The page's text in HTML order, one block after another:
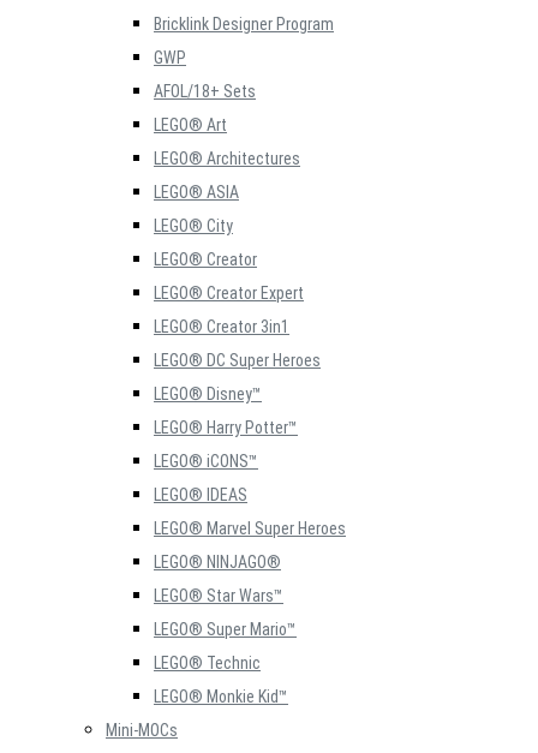
Bricklink Designer Program
GWP
AFOL/18+ Sets
LEGO® Art
LEGO® Architectures
LEGO® ASIA
LEGO® City
LEGO® Creator
LEGO® Creator Expert
LEGO® Creator 3in1
LEGO® DC Super Heroes
LEGO® Disney™
LEGO® Harry Potter™
LEGO® iCONS™
LEGO® IDEAS
LEGO® Marvel Super Heroes
LEGO® NINJAGO®
LEGO® Star Wars™
LEGO® Super Mario™
LEGO® Technic
LEGO® Monkie Kid™
Mini-MOCs